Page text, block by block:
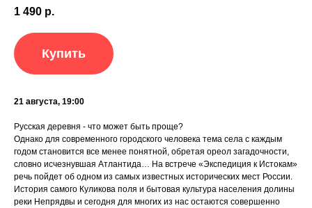
1 490 р.
Купить
21 августа, 19:00
Русская деревня - что может быть проще?
Однако для современного городского человека тема села с каждым
годом становится все менее понятной, обретая ореол загадочности,
словно исчезнувшая Атлантида… На встрече «Экспедиция к Истокам»
речь пойдет об одном из самых известных исторических мест России.
История самого Куликова поля и бытовая культура населения долины
реки Непрядвы и сегодня для многих из нас остаются совершенно